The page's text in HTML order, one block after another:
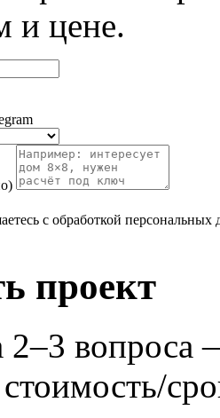
и цене.
с обработкой персональных
проект
2–3